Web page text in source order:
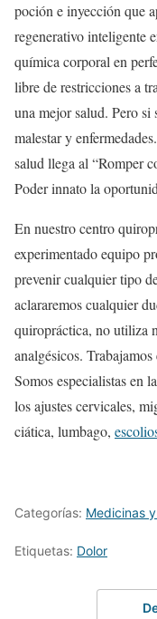
poción e inyección que
regenerativo inteligente
química corporal en
libre de restricciones a
una mejor salud. Pero si
malestar y
salud llega al “Romper
Poder innato la
En nuestro centro
experimentado equipo
prevenir cualquier tipo
aclararemos cualquier
quiropráctica, no utiliza
analgésicos.
Somos especialistas en
los ajustes cervicales,
ciática, lumbago,
Categorías: Medicinas
Etiquetas: Dolor